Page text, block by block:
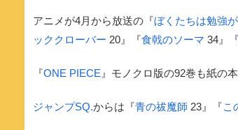
アニメが4月から放送の『ぼくたちは勉強
ッククローバー 20』『食戟のソーマ 34』『
『ONE PIECE 』モノクロ版の92巻も紙の
ジャンプSQ.からは『青の祓魔師 23』『こ